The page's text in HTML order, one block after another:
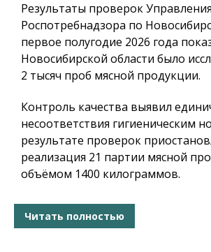
Результаты проверок Управления
Роспотребнадзора по
первое полугодие 2026 года
Новосибирской области было
2 тысяч проб мясной продукции.
Контроль качества выявил
несоответствия гигиеническим
результате проверок
реализация 21 партии мясной
объёмом 1400 килограммов.
Читать полностью